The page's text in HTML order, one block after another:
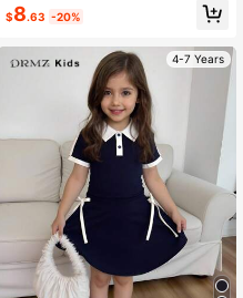
$8.63 -20%
4-7 Years